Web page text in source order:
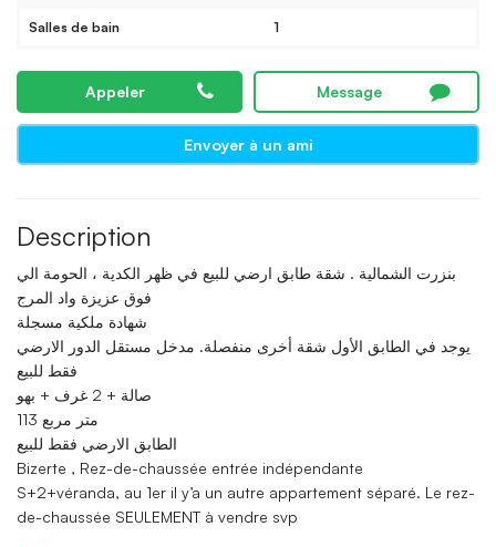
Salles de bain 1
Appeler Message
Envoyer à un ami
Description
بنزرت الشمالية . شقة طابق ارضي للبيع في ظهر الكدية ، الحومة الي
فوق عزيزة واد المرج
شهادة ملكية مسجلة
يوجد في الطابق الأول شقة أخرى منفصلة. مدخل مستقل الدور الارضي
فقط للبيع
صالة + 2 غرف + بهو
113 متر مربع
الطابق الارضي فقط للبيع
Bizerte , Rez-de-chaussée entrée indépendante
S+2+véranda, au 1er il y’a un autre appartement séparé. Le rez-
de-chaussée SEULEMENT à vendre svp